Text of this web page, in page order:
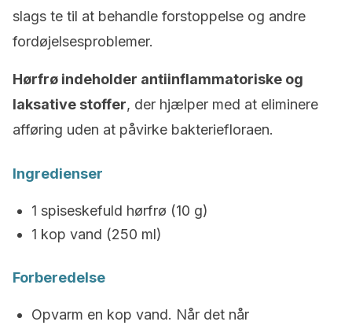
slags te til at behandle forstoppelse og andre
fordøjelsesproblemer.
Hørfrø indeholder antiinflammatoriske og
laksative stoffer, der hjælper med at eliminere
afføring uden at påvirke bakteriefloraen.
Ingredienser
1 spiseskefuld hørfrø (10 g)
1 kop vand (250 ml)
Forberedelse
Opvarm en kop vand. Når det når